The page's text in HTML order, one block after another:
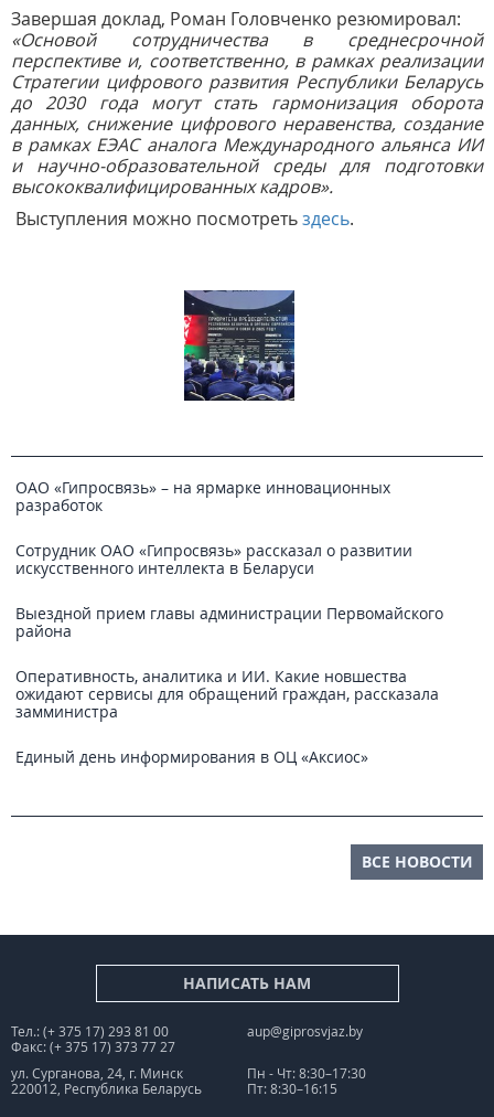
Завершая доклад, Роман Головченко резюмировал:
«Основой сотрудничества в среднесрочной
перспективе и, соответственно, в рамках реализации
Стратегии цифрового развития Республики Беларусь
до 2030 года могут стать гармонизация оборота
данных, снижение цифрового неравенства, создание
в рамках ЕЭАС аналога Международного альянса ИИ
и научно-образовательной среды для подготовки
высококвалифицированных кадров».
Выступления можно посмотретьздесь.
ОАО «Гипросвязь» – на ярмарке инновационных
разработок
Сотрудник ОАО «Гипросвязь» рассказал о развитии
искусственного интеллекта в Беларуси
Выездной прием главы администрации Первомайского
района
Оперативность, аналитика и ИИ. Какие новшества
ожидают сервисы для обращений граждан, рассказала
замминистра
Единый день информирования в ОЦ «Аксиос»
ВСЕ НОВОСТИ
НАПИСАТЬ НАМ
Тел.: (+ 375 17) 293 81 00
Факс: (+ 375 17) 373 77 27
aup@giprosvjaz.by
ул. Сурганова, 24, г. Минск
220012, Республика Беларусь
Пн - Чт: 8:30–17:30
Пт: 8:30–16:15